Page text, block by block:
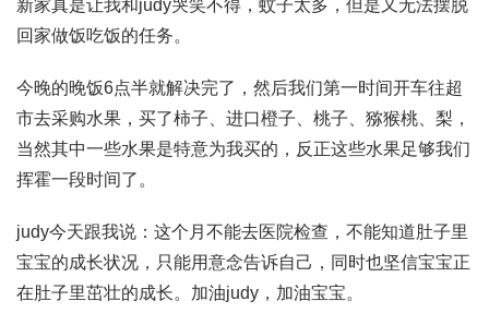
新家真是让我和judy哭笑不得，蚊子太多，但是又无法摆脱
回家做饭吃饭的任务。
今晚的晚饭6点半就解决完了，然后我们第一时间开车往超
市去采购水果，买了柿子、进口橙子、桃子、猕猴桃、梨，
当然其中一些水果是特意为我买的，反正这些水果足够我们
挥霍一段时间了。
judy今天跟我说：这个月不能去医院检查，不能知道肚子里
宝宝的成长状况，只能用意念告诉自己，同时也坚信宝宝正
在肚子里茁壮的成长。加油judy，加油宝宝。